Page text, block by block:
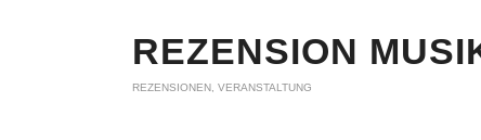
REZENSION
REZENSIONEN VERANSTALTUNG